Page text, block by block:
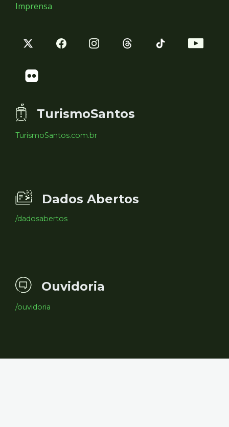
Imprensa
TurismoSantos
TurismoSantos.com.br
Dados Abertos
/dadosabertos
Ouvidoria
/ouvidoria